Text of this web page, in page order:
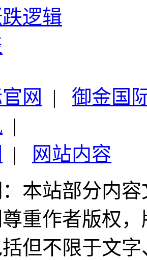
逻辑
网 | 御金国
|
|
网站内容
本站部分内
重作者版权
但不限于文